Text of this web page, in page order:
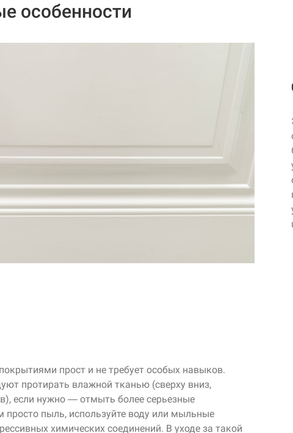
особенности
прост и не требует особых навыков.
протирать влажной тканью (сверху вниз,
если нужно — отмыть более серьезные
просто пыль, используйте воду или мыльные
химических соединений. В уходе за такой